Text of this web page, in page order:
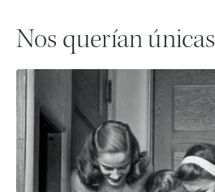
Nos querían únicas